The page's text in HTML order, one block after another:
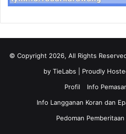
© Copyright 2026, All Rights
by TieLabs | Proudly
Profil
Info
Info Langganan Koran dan
Pedoman